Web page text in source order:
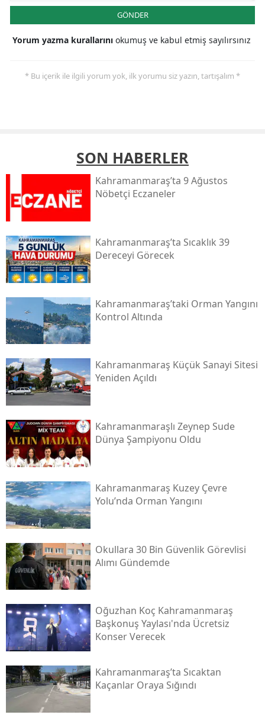
GÖNDER
Yorum yazma kurallarını okumuş ve kabul etmiş sayılırsınız
* Bu içerik ile ilgili yorum yok, ilk yorumu siz yazın, tartışalım *
SON HABERLER
Kahramanmaraş’ta 9 Ağustos
Nöbetçi Eczaneler
Kahramanmaraş’ta Sıcaklık 39
Dereceyi Görecek
Kahramanmaraş’taki Orman Yangını
Kontrol Altında
Kahramanmaraş Küçük Sanayi Sitesi
Yeniden Açıldı
Kahramanmaraşlı Zeynep Sude
Dünya Şampiyonu Oldu
Kahramanmaraş Kuzey Çevre
Yolu’nda Orman Yangını
Okullara 30 Bin Güvenlik Görevlisi
Alımı Gündemde
Oğuzhan Koç Kahramanmaraş
Başkonuş Yaylası'nda Ücretsiz
Konser Verecek
Kahramanmaraş’ta Sıcaktan
Kaçanlar Oraya Sığındı